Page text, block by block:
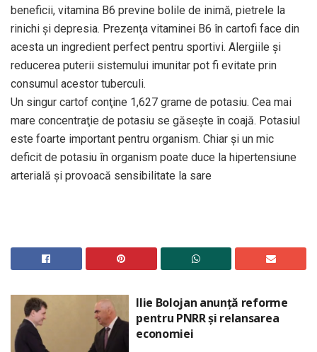
beneficii, vitamina B6 previne bolile de inimă, pietrele la
rinichi şi depresia. Prezenţa vitaminei B6 în cartofi face din
acesta un ingredient perfect pentru sportivi. Alergiile şi
reducerea puterii sistemului imunitar pot fi evitate prin
consumul acestor tuberculi.
Un singur cartof conţine 1,627 grame de potasiu. Cea mai
mare concentraţie de potasiu se găseşte în coajă. Potasiul
este foarte important pentru organism. Chiar şi un mic
deficit de potasiu în organism poate duce la hipertensiune
arterială şi provoacă sensibilitate la sare
Ilie Bolojan anunță reforme
pentru PNRR și relansarea
economiei